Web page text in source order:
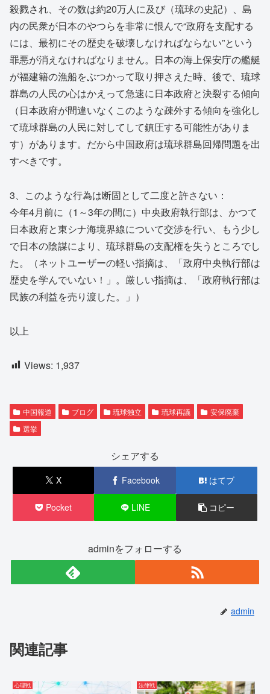
殺戮され、その数は約20万人に及び（琉球の史記）、島
内の民衆が日本のやつらを非常に恨んで“政府を支配する
には、最初にその歴史を破壊しなければならない”という
罪悪が消えなければなりません。日本の海上保安庁の艦艇
が福建籍の漁船をぶつかって取り押さえた時、後で、琉球
群島の人民の心はかえって急速に日本政府と決裂する傾向
（日本政府が間違いなくこのような疎外する傾向を強化し
て琉球群島の人民に対してして鎮圧する可能性がありま
す）があります。だから中国政府は琉球群島回帰問題を出
すべきです。
3、このような行為は断固として二度と許さない：
今年4月前に（1～3年の間に）中央政府執行部は、かつて
日本政府と東シナ海境界線について交渉を行い、もう少し
で日本の陰謀により、琉球群島の支配権を失うところでし
た。（ネットユーザーの軽い指摘は、「政府中央執行部は
歴史を学んでいない！」。厳しい指摘は、「政府執行部は
民族の利益を売り渡した。」）
以上
Views: 1,937
中国報道 ブログ 琉球独立 琉球再議
安保廃棄
選挙
シェアする
X Facebook はてブ
Pocket LINE コピー
adminをフォローする
admin
関連記事
心理戦 法律戦